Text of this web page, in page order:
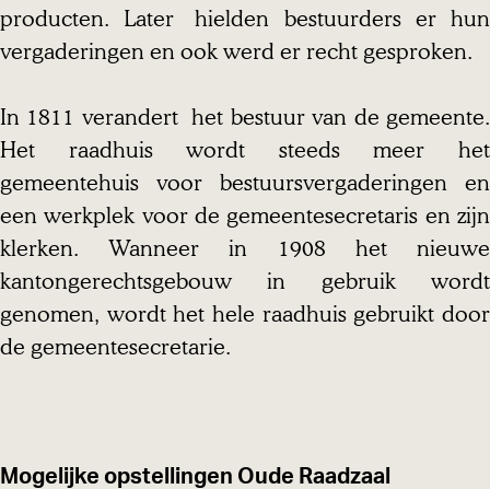
producten. Later hielden bestuurders er hun
vergaderingen en ook werd er recht gesproken.
In 1811 verandert het bestuur van de gemeente.
Het raadhuis wordt steeds meer het
gemeentehuis voor bestuursvergaderingen en
een werkplek voor de gemeentesecretaris en zijn
klerken. Wanneer in 1908 het nieuwe
kantongerechtsgebouw in gebruik wordt
genomen, wordt het hele raadhuis gebruikt door
de gemeentesecretarie.
Mogelijke opstellingen Oude Raadzaal